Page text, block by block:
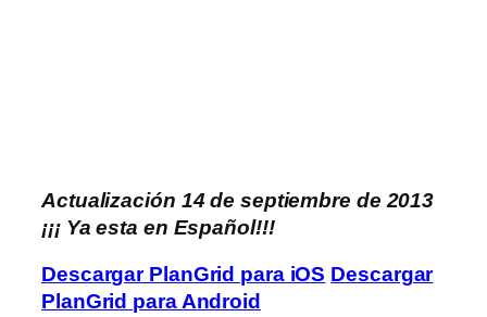
Actualización 14 de septiembre de 2013
¡¡¡ Ya esta en Español!!!
Descargar PlanGrid para iOS Descargar
PlanGrid para Android